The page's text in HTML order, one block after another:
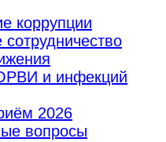
коррупции
и инфекций
2026
вопросы